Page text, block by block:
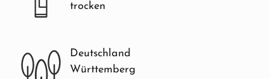
trocken
Deutschland
Württemberg